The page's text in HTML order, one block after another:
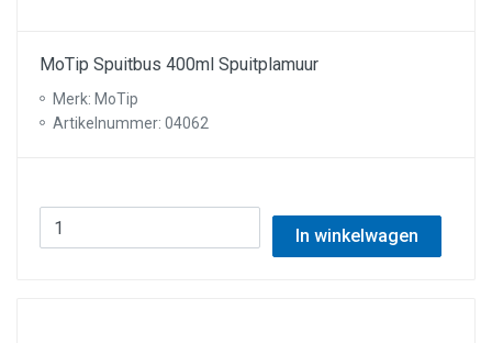
MoTip Spuitbus 400ml Spuitplamuur
Merk: MoTip
Artikelnummer: 04062
In winkelwagen